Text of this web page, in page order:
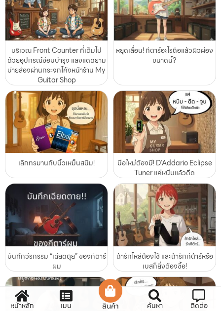
บริเวณ Front Counter ที่เต็มไป
ด้วยอุปกรณ์ซ่อมบำรุง แสงแดดยาม
บ่ายส่องผ่านกระจกโค้งหน้าร้าน My
Guitar Shop
หยุดเลื่อน! กีตาร์อะไรถือแล้วผิวผ่อง
ขนาดนี้?
เลิกทรมานกับนิ้วเหม็นสนิม!
มือใหม่ต้องมี! D’Addario Eclipse
Tuner แค่หนีบแล้วดีด
บันทึกวีรกรรม “เฉียดตุย” ของกีตาร์
ผม
ถ้ารักไหล่ต้องใช้ และถ้ารักกีต้าร์หรือ
เบสก็ยิ่งต้องซื้อ!
หน้าหลัก เมนู สินค้า ค้นหา ติดต่อ